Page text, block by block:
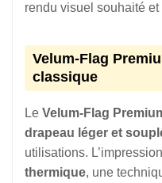
rendu visuel souhaité
Velum-Flag
classique
Le Velum-Flag
drapeau léger et
utilisations.
thermique, une